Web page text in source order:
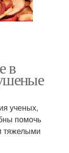
в
ученых,
помочь
тяжелыми